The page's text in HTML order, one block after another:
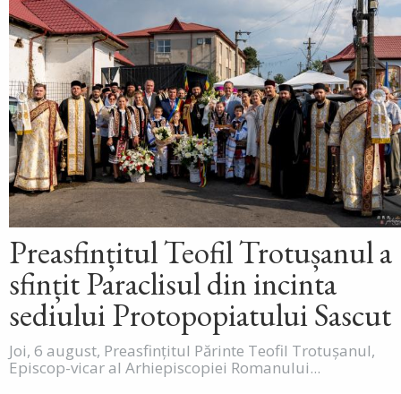
Preasfințitul Teofil Trotușanul a
sfințit Paraclisul din incinta
sediului Protopopiatului Sascut
Joi, 6 august, Preasfințitul Părinte Teofil Trotușanul,
Episcop-vicar al Arhiepiscopiei Romanului...